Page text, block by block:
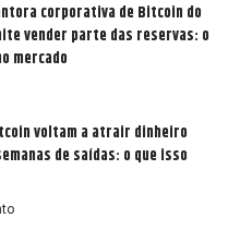
corporativa de Bitcoin do
vender parte das reservas: o
mercado
voltam a atrair dinheiro
de saídas: o que isso